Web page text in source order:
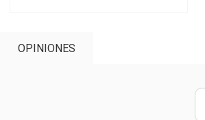
OPINIONES